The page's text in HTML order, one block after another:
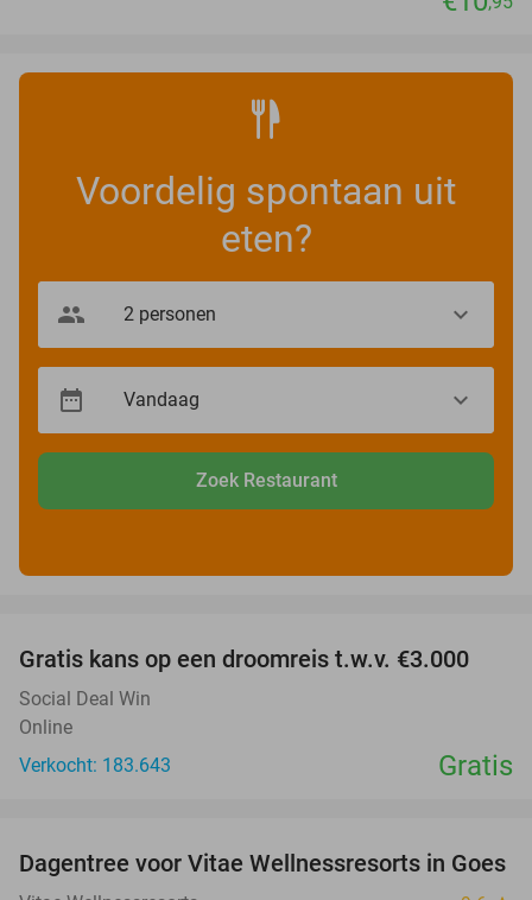
Voordelig spontaan uit
eten?
Zoek Restaurant
Gratis kans op een droomreis t.w.v. €3.000
Social Deal Win
Online
Verkocht: 183.643
Gratis
49%
Dagentree voor Vitae Wellnessresorts in Goes